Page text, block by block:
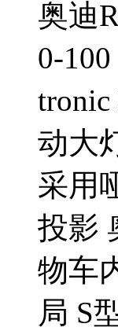
奥迪
0-
动大
采用
投影
物车
局 S